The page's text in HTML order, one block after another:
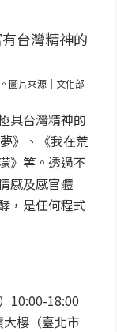
圖片來源｜文化部
具台灣精神的
》、《我在荒
》等。透過不
感及感官體
，是任何程式
10:00-18:00
樓（臺北市